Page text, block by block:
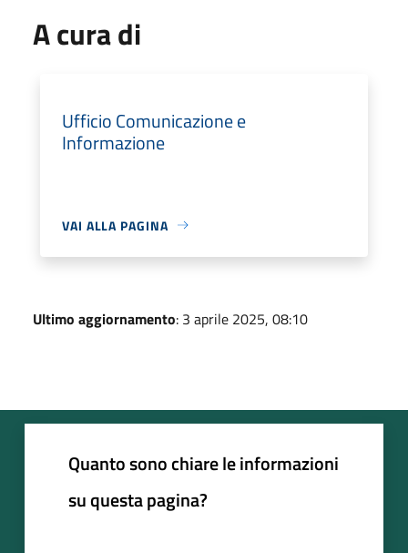
A cura di
Ufficio Comunicazione e
Informazione
VAI ALLA PAGINA
Ultimo aggiornamento: 3 aprile 2025, 08:10
Quanto sono chiare le informazioni
su questa pagina?